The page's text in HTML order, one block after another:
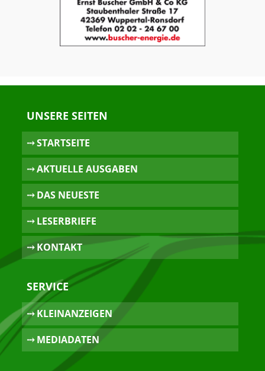
UNSERE SEITEN
⤏ STARTSEITE
⤏ AKTUELLE AUSGABEN
⤏ DAS NEUESTE
⤏ LESERBRIEFE
⤏ KONTAKT
SERVICE
⤏ KLEINANZEIGEN
⤏ MEDIADATEN